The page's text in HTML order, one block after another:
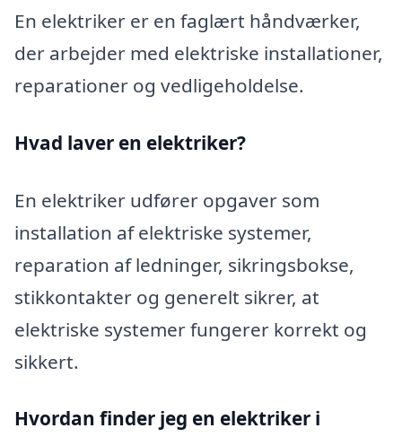
En elektriker er en faglært håndværker,
der arbejder med elektriske installationer,
reparationer og vedligeholdelse.
Hvad laver en elektriker?
En elektriker udfører opgaver som
installation af elektriske systemer,
reparation af ledninger, sikringsbokse,
stikkontakter og generelt sikrer, at
elektriske systemer fungerer korrekt og
sikkert.
Hvordan finder jeg en elektriker i